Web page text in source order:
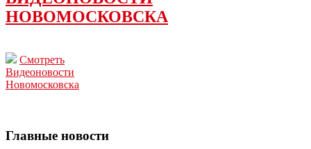
НОВОМОСКОВСКА
Смотреть
Видеоновости
Новомосковска
Главные новости